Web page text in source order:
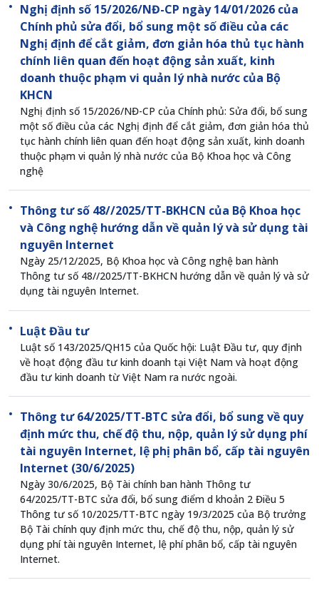
Nghị định số 15/2026/NĐ-CP ngày 14/01/2026 của
Chính phủ sửa đổi, bổ sung một số điều của các
Nghị định để cắt giảm, đơn giản hóa thủ tục hành
chính liên quan đến hoạt động sản xuất, kinh
doanh thuộc phạm vi quản lý nhà nước của Bộ
KHCN
Nghị định số 15/2026/NĐ-CP của Chính phủ: Sửa đổi, bổ sung
một số điều của các Nghị định để cắt giảm, đơn giản hóa thủ
tục hành chính liên quan đến hoạt động sản xuất, kinh doanh
thuộc phạm vi quản lý nhà nước của Bộ Khoa học và Công
nghệ
Thông tư số 48//2025/TT-BKHCN của Bộ Khoa học
và Công nghệ hướng dẫn về quản lý và sử dụng tài
nguyên Internet
Ngày 25/12/2025, Bộ Khoa học và Công nghệ ban hành
Thông tư số 48//2025/TT-BKHCN hướng dẫn về quản lý và sử
dụng tài nguyên Internet.
Luật Đầu tư
Luật số 143/2025/QH15 của Quốc hội: Luật Đầu tư, quy định
về hoạt động đầu tư kinh doanh tại Việt Nam và hoạt động
đầu tư kinh doanh từ Việt Nam ra nước ngoài.
Thông tư 64/2025/TT-BTC sửa đổi, bổ sung về quy
định mức thu, chế độ thu, nộp, quản lý sử dụng phí
tài nguyên Internet, lệ phị phân bổ, cấp tài nguyên
Internet (30/6/2025)
Ngày 30/6/2025, Bộ Tài chính ban hành Thông tư
64/2025/TT-BTC sửa đổi, bổ sung điểm d khoản 2 Điều 5
Thông tư số 10/2025/TT-BTC ngày 19/3/2025 của Bộ trưởng
Bộ Tài chính quy định mức thu, chế độ thu, nộp, quản lý sử
dụng phí tài nguyên Internet, lệ phí phân bổ, cấp tài nguyên
Internet.